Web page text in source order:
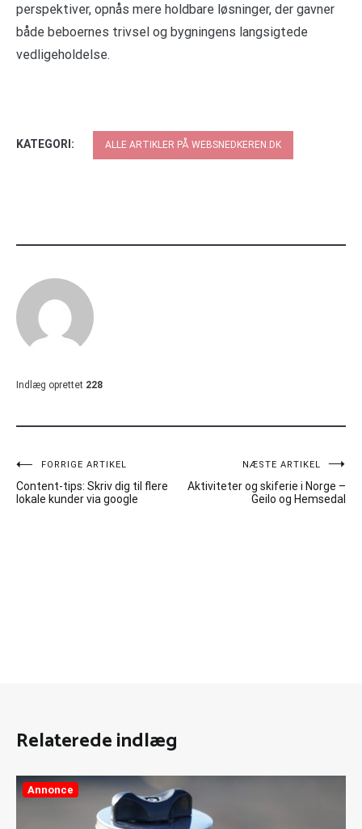
perspektiver, opnås mere holdbare løsninger, der gavner
både beboernes trivsel og bygningens langsigtede
vedligeholdelse.
KATEGORI: ALLE ARTIKLER PÅ WEBSNEDKEREN.DK
Indlæg oprettet 228
Indlægsnavigation
FORRIGE ARTIKEL
Content-tips: Skriv dig til flere
lokale kunder via google
NÆSTE ARTIKEL
Aktiviteter og skiferie i Norge –
Geilo og Hemsedal
Relaterede indlæg
Annonce